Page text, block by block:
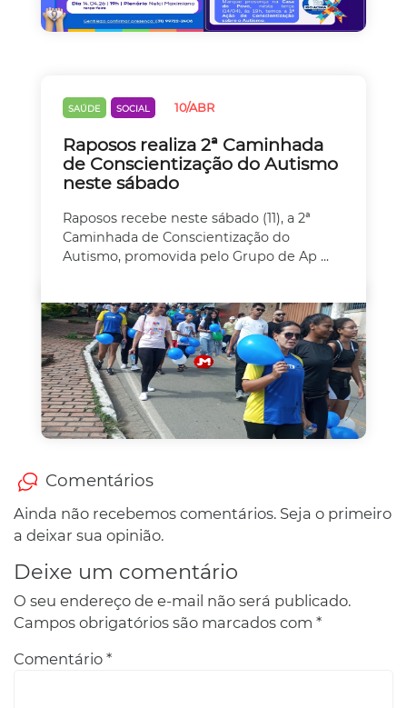
SAÚDE SOCIAL 10/ABR
Raposos realiza 2ª Caminhada
de Conscientização do Autismo
neste sábado
Raposos recebe neste sábado (11), a 2ª
Caminhada de Conscientização do
Autismo, promovida pelo Grupo de Ap ...
Comentários
Ainda não recebemos comentários. Seja o primeiro
a deixar sua opinião.
Deixe um comentário
O seu endereço de e-mail não será publicado.
Campos obrigatórios são marcados com *
Comentário *